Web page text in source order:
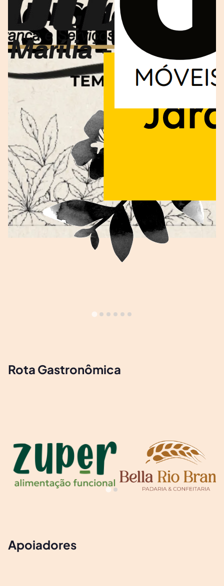
Rota Gastronômica
Apoiadores